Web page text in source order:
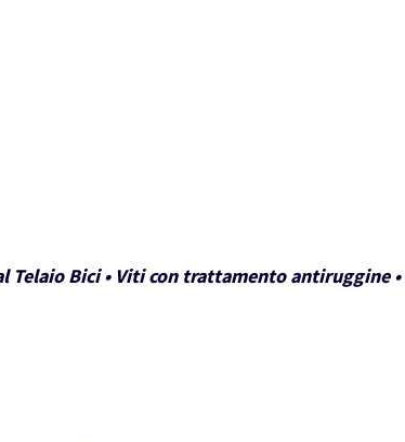
Telaio Bici • Viti con trattamento antiruggine